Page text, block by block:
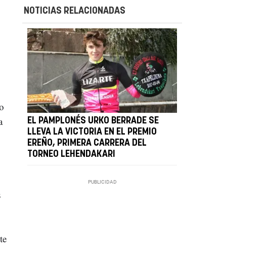
NOTICIAS RELACIONADAS
EL PAMPLONÉS URKO BERRADE SE
LLEVA LA VICTORIA EN EL PREMIO
EREÑO, PRIMERA CARRERA DEL
TORNEO LEHENDAKARI